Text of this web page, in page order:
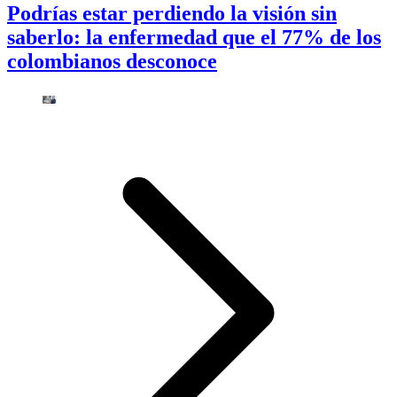
Podrías estar perdiendo la visión sin
saberlo: la enfermedad que el 77% de los
colombianos desconoce